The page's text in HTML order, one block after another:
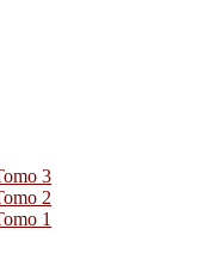
3
2
1